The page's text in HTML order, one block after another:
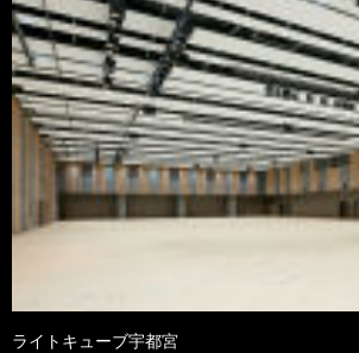
ライトキューブ宇都宮